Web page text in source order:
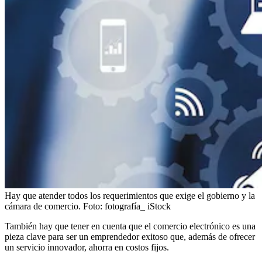
Hay que atender todos los requerimientos que exige el gobierno y la
cámara de comercio. Foto: fotografía_ iStock
También hay que tener en cuenta que el comercio electrónico es una
pieza clave para ser un emprendedor exitoso que, además de ofrecer
un servicio innovador, ahorra en costos fijos.